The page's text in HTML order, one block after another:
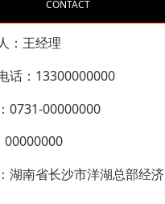
CONTACT
：王经理
话：13300000000
0731-00000000
00000000
湖南省长沙市洋湖总部经济